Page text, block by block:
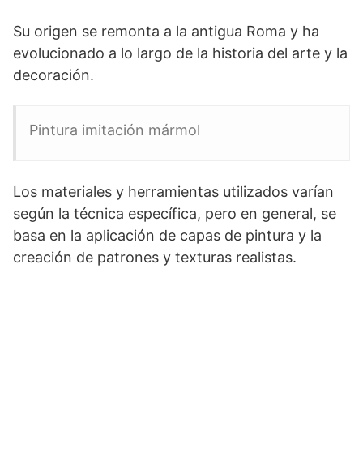
Su origen se remonta a la antigua Roma y ha
evolucionado a lo largo de la historia del arte y la
decoración.
Pintura imitación mármol
Los materiales y herramientas utilizados varían
según la técnica específica, pero en general, se
basa en la aplicación de capas de pintura y la
creación de patrones y texturas realistas.